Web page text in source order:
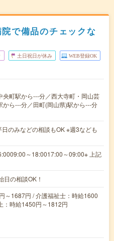
で備品のチェックな
土日祝日が休み WEB登録OK
央町駅から---分／西大寺町・岡山芸
から---分／田町(岡山県)駅から---分
のみなどの相談もOK ※週3なども
～18:0017:00～09:00※ 上記
の相談OK！
～1687円 / 介護福祉士：時給1600
：時給1450円～1812円